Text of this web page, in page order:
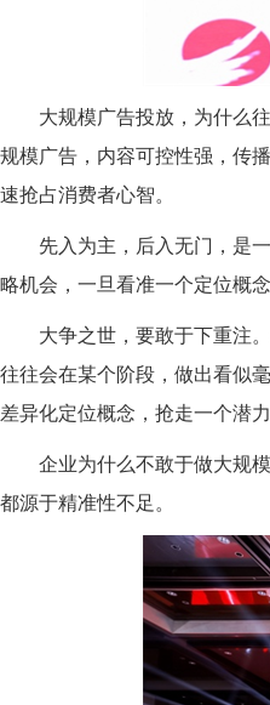
大规模广告投放，为什么
规模广告，内容可控性强，传
速抢占消费者心智。
先入为主 ， 后入无门 ，是
略机会，一旦看准一个定位概
大争之世，要敢于下重注
往往会在某个阶段，做出看似
差异化定位概念，抢走一个潜
企业为什么不敢于做大规
都源于精准性不足。